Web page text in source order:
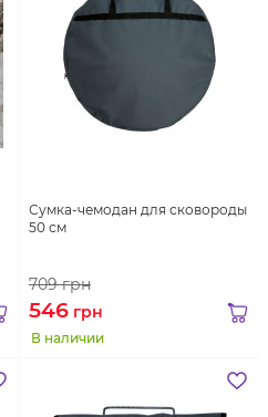
Сумка-чемодан для сковороды
50 см
709грн
546 грн
В наличии